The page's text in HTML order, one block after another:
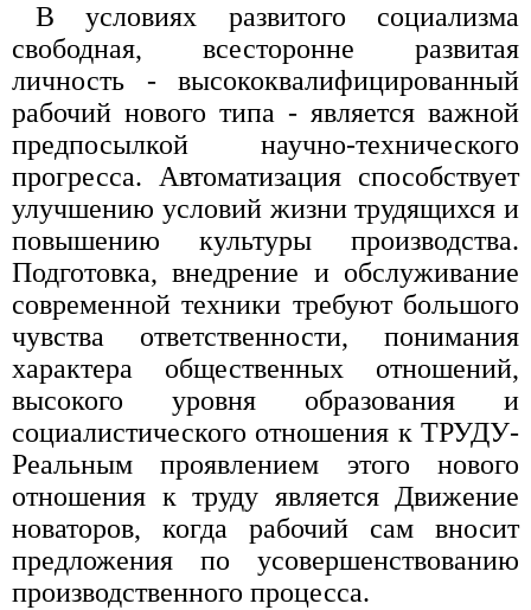
В условиях развитого социализма
свободная, всесторонне развитая
личность - высококвалифицированный
рабочий нового типа - является важной
предпосылкой научно-технического
прогресса. Автоматизация способствует
улучшению условий жизни трудящихся и
повышению культуры производства.
Подготовка, внедрение и обслуживание
современной техники требуют большого
чувства ответственности, понимания
характера общественных отношений,
высокого уровня образования и
социалистического отношения к ТРУДУ-
Реальным проявлением этого нового
отношения к труду является Движение
новаторов, когда рабочий сам вносит
предложения по усовершенствованию
производственного процесса.